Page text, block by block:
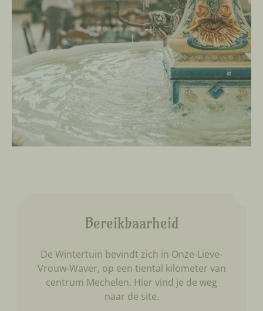
Bereikbaarheid
De Wintertuin bevindt zich in Onze-Lieve-
Vrouw-Waver, op een tiental kilometer van
centrum Mechelen. Hier vind je de weg
naar de site.